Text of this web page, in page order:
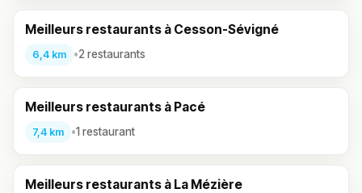
Meilleurs restaurants à Cesson-Sévigné
6,4 km •2 restaurants
Meilleurs restaurants à Pacé
7,4 km •1 restaurant
Meilleurs restaurants à La Mézière